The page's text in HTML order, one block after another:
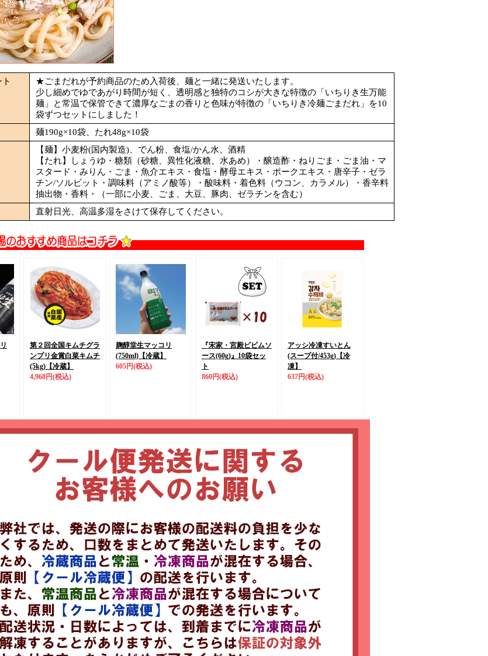
★ごまだれが予約商品のため入荷後、麺と一緒に発送いたします。
少し細めでゆであがり時間が短く、透明感と独特のコシが大きな特徴の「いちりき生万能
麺」と常温で保管できて濃厚なごまの香りと色味が特徴の「いちりき冷麺ごまだれ」を10
袋ずつセットにしました！
麺190g×10袋、たれ48g×10袋
【麺】小麦粉(国内製造)、でん粉、食塩/かん水、酒精
【たれ】しょうゆ・糖類（砂糖、異性化液糖、水あめ）・醸造酢・ねりごま・ごま油・マ
スタード・みりん・ごま・魚介エキス・食塩・酵母エキス・ポークエキス・唐辛子・ゼラ
チン/ソルビット・調味料（アミノ酸等）・酸味料・着色料（ウコン、カラメル）・香辛料
抽出物・香料・（一部に小麦、ごま、大豆、豚肉、ゼラチンを含む）
直射日光、高温多湿をさけて保存してください。
第２回全国キムチグラ
ンプリ金賞白菜キムチ
(5kg) 【冷蔵】
4,968円(税込)
麹醇堂生マッコリ
(750ml) 【冷蔵】
605円(税込)
『宋家・宮殿ビビムソ
ース(60g)』 10袋セッ
ト
860円(税込)
アッシ冷凍すいとん
(スープ付/453g) 【冷
凍】
637円(税込)